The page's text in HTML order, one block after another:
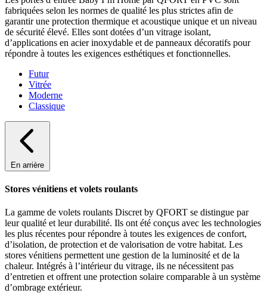
fabriquées selon les normes de qualité les plus strictes afin de
garantir une protection thermique et acoustique unique et un niveau
de sécurité élevé. Elles sont dotées d’un vitrage isolant,
d’applications en acier inoxydable et de panneaux décoratifs pour
répondre à toutes les exigences esthétiques et fonctionnelles.
Futur
Vitrée
Moderne
Classique
En arrière
Stores vénitiens et volets roulants
La gamme de volets roulants Discret by QFORT se distingue par
leur qualité et leur durabilité. Ils ont été conçus avec les technologies
les plus récentes pour répondre à toutes les exigences de confort,
d’isolation, de protection et de valorisation de votre habitat. Les
stores vénitiens permettent une gestion de la luminosité et de la
chaleur. Intégrés à l’intérieur du vitrage, ils ne nécessitent pas
d’entretien et offrent une protection solaire comparable à un système
d’ombrage extérieur.